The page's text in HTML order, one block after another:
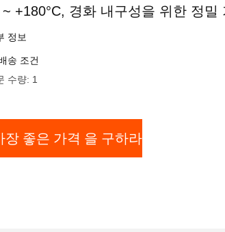
~ +180°C, 경화 내구성을 위한 정밀
정보
송 조건
수량: 1
장 좋은 가격 을 구하라